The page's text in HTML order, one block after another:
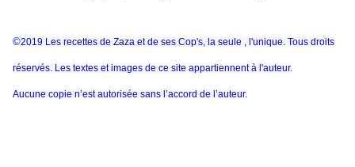
©2019 Les recettes de Zaza et de ses Cop's, la seule , l'unique. Tous droits
réservés. Les textes et images de ce site appartiennent à l'auteur.
Aucune copie n’est autorisée sans l’accord de l’auteur.